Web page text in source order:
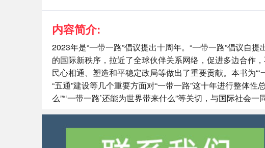
内容简介:
2023年是“一带一路”倡议提出十周年。“一带一路”倡议自
的国际新秩序，拉近了全球伙伴关系网络，促进多边合作
民心相通、塑造和平稳定政局等做出了重要贡献。本书为
“五通”建设等几个重要方面对“一带一路”这十年进行整体性
么”“‘一带一路’还能为世界带来什么”等关切，与国际社会一